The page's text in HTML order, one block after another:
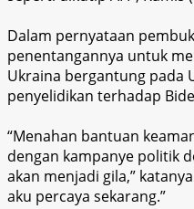
Dalam pernyataan
penentangannya untuk
Ukraina bergantung pada
penyelidikan terhadap
“Menahan bantuan
dengan kampanye politik
akan menjadi gila,”
aku percaya sekarang.”